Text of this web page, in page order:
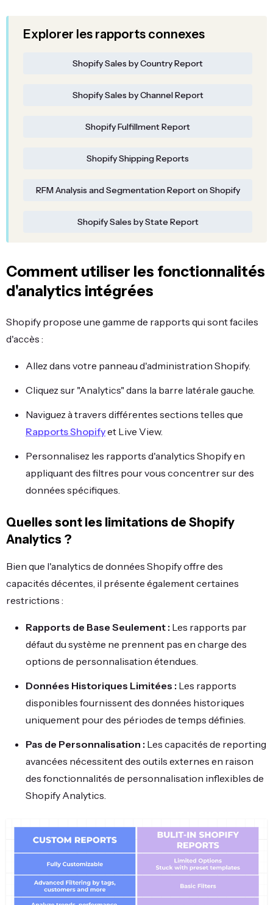
Explorer les rapports connexes
Shopify Sales by Country Report
Shopify Sales by Channel Report
Shopify Fulfillment Report
Shopify Shipping Reports
RFM Analysis and Segmentation Report on Shopify
Shopify Sales by State Report
Comment utiliser les fonctionnalités
d'analytics intégrées
Shopify propose une gamme de rapports qui sont faciles
d'accès :
Allez dans votre panneau d'administration Shopify.
Cliquez sur "Analytics" dans la barre latérale gauche.
Naviguez à travers différentes sections telles que
Rapports Shopifyet Live View.
Personnalisez les rapports d'analytics Shopify en
appliquant des filtres pour vous concentrer sur des
données spécifiques.
Quelles sont les limitations de Shopify
Analytics ?
Bien que l'analytics de données Shopify offre des
capacités décentes, il présente également certaines
restrictions :
Rapports de Base Seulement : Les rapports par
défaut du système ne prennent pas en charge des
options de personnalisation étendues.
Données Historiques Limitées : Les rapports
disponibles fournissent des données historiques
uniquement pour des périodes de temps définies.
Pas de Personnalisation : Les capacités de reporting
avancées nécessitent des outils externes en raison
des fonctionnalités de personnalisation inflexibles de
Shopify Analytics.